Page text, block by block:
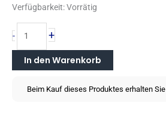
Verfügbarkeit:Vorrätig
- +
In den Warenkorb
Beim Kauf dieses Produktes erhalten Sie